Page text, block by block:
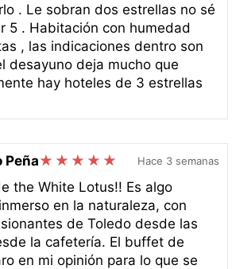
. Le sobran dos estrellas no sé
5 . Habitación con humedad
, las indicaciones dentro son
desayuno deja mucho que
hay hoteles de 3 estrellas
Peña Hace 3 semanas
the White Lotus!! Es algo
en la naturaleza, con
de Toledo desde las
la cafetería. El buffet de
en mi opinión para lo que se